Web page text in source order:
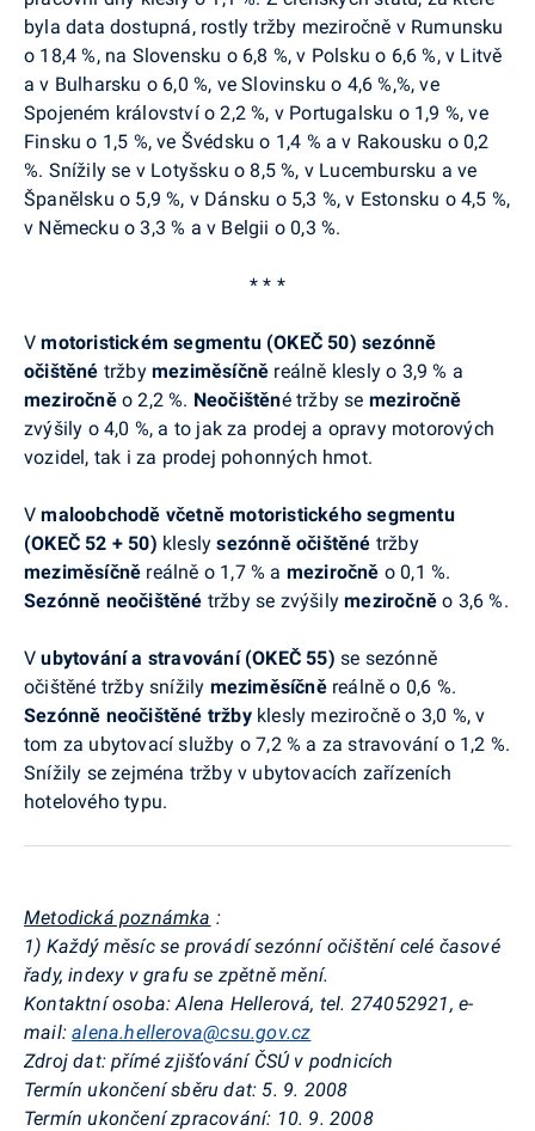
byla data dostupná, rostly tržby meziročně v Rumunsku
o 18,4 %, na Slovensku o 6,8 %, v Polsku o 6,6 %, v Litvě
a v Bulharsku o 6,0 %, ve Slovinsku o 4,6 %,%, ve
Spojeném království o 2,2 %, v Portugalsku o 1,9 %, ve
Finsku o 1,5 %, ve Švédsku o 1,4 % a v Rakousku o 0,2
%. Snížily se v Lotyšsku o 8,5 %, v Lucembursku a ve
Španělsku o 5,9 %, v Dánsku o 5,3 %, v Estonsku o 4,5 %,
v Německu o 3,3 % a v Belgii o 0,3 %.
* * *
Vmotoristickém segmentu (OKEČ 50) sezónně
očištěné tržbymeziměsíčně reálně klesly o 3,9 % a
meziročně o 2,2 %. Neočištěné tržby se meziročně
zvýšily o 4,0 %, a to jak za prodej a opravy motorových
vozidel, tak i za prodej pohonných hmot.
Vmaloobchodě včetně motoristického segmentu
(OKEČ 52 + 50) kleslysezónně očištěné tržby
meziměsíčně reálně o 1,7 % a meziročně o 0,1 %.
Sezónně neočištěné tržby se zvýšilymeziročněo 3,6 %.
Vubytování a stravování (OKEČ 55) se sezónně
očištěné tržby snížily meziměsíčněreálně o 0,6 %.
Sezónně neočištěné tržbyklesly meziročně o 3,0 %, v
tom za ubytovací služby o 7,2 % a za stravování o 1,2 %.
Snížily se zejména tržby v ubytovacích zařízeních
hotelového typu.
Metodická poznámka :
1) Každý měsíc se provádí sezónní očištění celé časové
řady, indexy v grafu se zpětně mění.
Kontaktní osoba: Alena Hellerová, tel. 274052921, e-
mail:alena.hellerova@csu.gov.cz
Zdroj dat: přímé zjišťování ČSÚ v podnicích
Termín ukončení sběru dat: 5. 9. 2008
Termín ukončení zpracování: 10. 9. 2008